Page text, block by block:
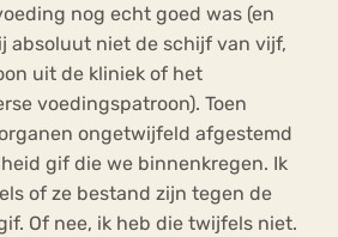
nog echt goed was (en
absoluut niet de schijf van vijf,
uit de kliniek of het
voedingspatroon). Toen
ongetwijfeld afgestemd
gif die we binnenkregen. Ik
of ze bestand zijn tegen de
Of nee, ik heb die twijfels niet.